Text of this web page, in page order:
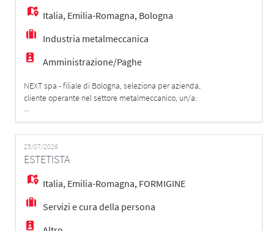
IT
DE
Italia, Emilia-Romagna, Bologna
Industria metalmeccanica
Amministrazione/Paghe
NEXT spa - filiale di Bologna, seleziona per azienda,
cliente operante nel settore metalmeccanico, un/a:
IMPIEGATO/A AMMINISTRATIVO/A CONTABILE Il/ la
candidato/a si occuperà della tenuta dell'intera
contabilità dell'azienda fino al bilancio ante imposte
occupandosi dei seguenti adempimenti: - ciclo attivo;
- ciclo passivo; - liquidazio
...
25/07/2026
ESTETISTA
Italia, Emilia-Romagna, FORMIGINE
Servizi e cura della persona